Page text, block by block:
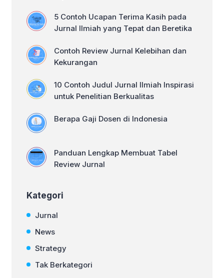
Internasional Sebelum mulai
menerjemahkan, Sobat perlu
[…]
5 Contoh Ucapan Terima Kasih pada
Jurnal Ilmiah yang Tepat dan Beretika
Contoh Review Jurnal Kelebihan dan
Kekurangan
10 Contoh Judul Jurnal Ilmiah Inspirasi
untuk Penelitian Berkualitas
Berapa Gaji Dosen di Indonesia
Panduan Lengkap Membuat Tabel
Review Jurnal
Kategori
Jurnal
News
Strategy
Tak Berkategori